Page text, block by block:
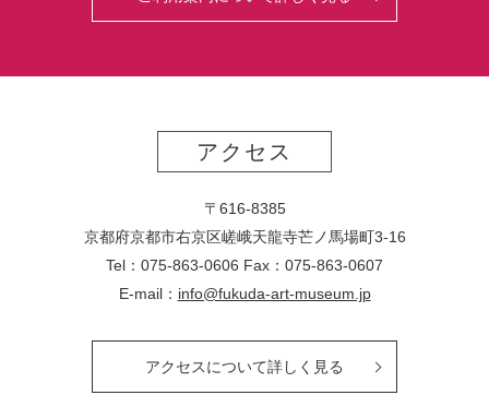
アクセス
〒616-8385
京都府京都市右京区嵯峨天龍寺芒ノ馬場町3-16
Tel：075-863-0606 Fax：075-863-0607
E-mail： info@fukuda-art-museum.jp
アクセスについて詳しく見る